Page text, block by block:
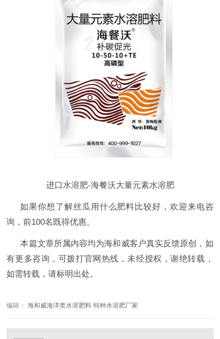
进口水溶肥-海餐沃大量元素水溶肥
如果你想了解丝瓜用什么肥料比较好， 欢迎来电咨
询，前100名既得优惠。
本篇文章所属内容均为海和威客户真实反馈原创，如
有更多咨询，可拨打官网热线，未经授权，谢绝转载，
如需转载，请标明出处。
编辑：海和威海洋类水溶肥料 特种水溶肥厂家